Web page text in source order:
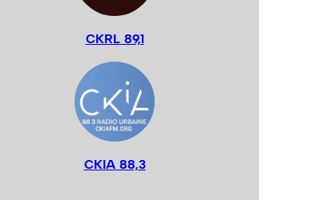
CKRL 89,1
CKIA 88,3